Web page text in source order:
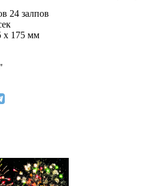
24 залпов
х 175 мм